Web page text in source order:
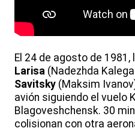
El 24 de agosto de
Larisa (Nadezhda
Savitsky (Maksim
avión siguiendo el vuelo
Blagoveshchensk. 30
colisionan con otra